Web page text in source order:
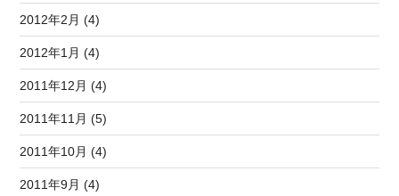
2012年2月 (4)
2012年1月 (4)
2011年12月 (4)
2011年11月 (5)
2011年10月 (4)
2011年9月 (4)